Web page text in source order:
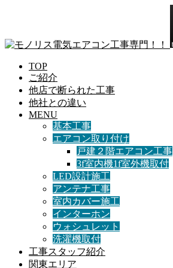
TOP
ご紹介
他店で断られた工事
他社との違い
MENU
基本工事
エアコン取り付け
戸建２階エアコン工事
3f室内機1f室外機取付
LED設計施工
アンテナ工事
室内カバー施工
インターホン
ウォシュレット
洗濯機取付
工事スタッフ紹介
関東エリア